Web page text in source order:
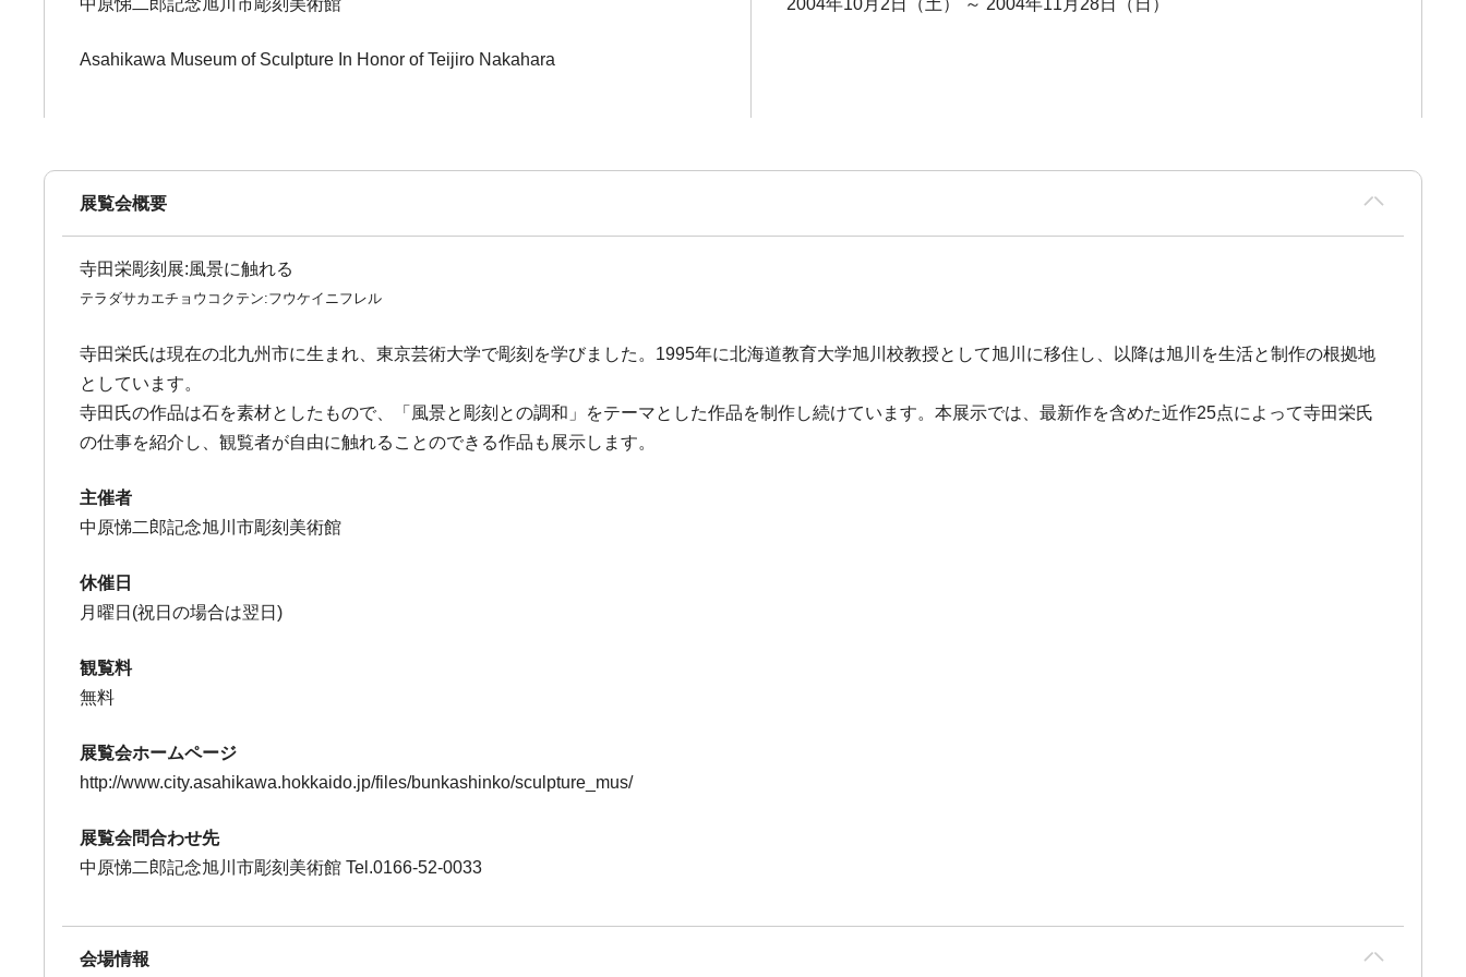
中原悌二郎記念旭川市彫刻美術館
Asahikawa Museum of Sculpture In Honor of Teijiro Nakahara
2004年10月2日（土） ～ 2004年11月28日（日）
展覧会概要
寺田栄彫刻展:風景に触れる
テラダサカエチョウコクテン:フウケイニフレル
寺田栄氏は現在の北九州市に生まれ、東京芸術大学で彫刻を学びました。1995年に北海道教育大学旭川校教授として旭川に移住し、以降は旭川を生活と制作の根拠地
としています。
寺田氏の作品は石を素材としたもので、「風景と彫刻との調和」をテーマとした作品を制作し続けています。本展示では、最新作を含めた近作25点によって寺田栄氏
の仕事を紹介し、観覧者が自由に触れることのできる作品も展示します。
主催者
中原悌二郎記念旭川市彫刻美術館
休催日
月曜日(祝日の場合は翌日)
観覧料
無料
展覧会ホームページ
http://www.city.asahikawa.hokkaido.jp/files/bunkashinko/sculpture_mus/
展覧会問合わせ先
中原悌二郎記念旭川市彫刻美術館 Tel.0166-52-0033
会場情報